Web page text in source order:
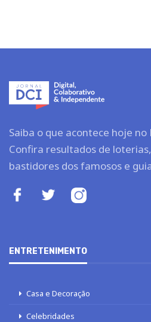
Saiba o que acontece hoje no
Confira resultados de
bastidores dos famosos e
ENTRETENIMENTO
Casa e Decoração
Celebridades